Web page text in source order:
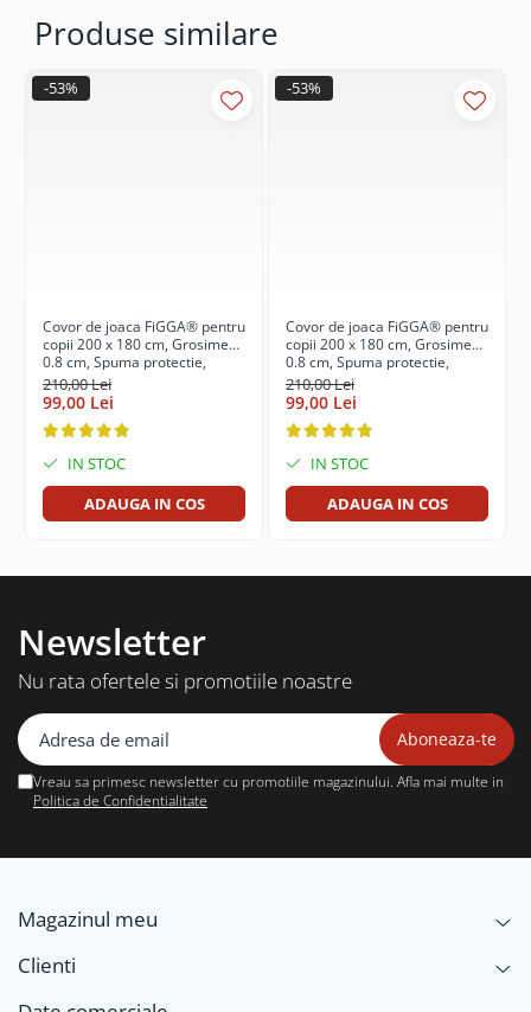
Produse similare
-53%
Covor de joaca FiGGA® pentru
copii 200 x 180 cm, Grosime
0.8 cm, Spuma protectie,
Termoizolant, Pliabil, 2 fete,
Covoras bebe interactiv si
educativ pentru activitati de
joaca a bebelusului, Print 05
210,00 Lei
99,00 Lei
IN STOC
ADAUGA IN COS
-53%
Covor de joaca FiGGA® pentru
copii 200 x 180 cm, Grosime
0.8 cm, Spuma protectie,
Termoizolant, Pliabil, 2 fete,
Covoras bebe interactiv si
educativ pentru activitati de
joaca a bebelusului, Print 03
210,00 Lei
99,00 Lei
IN STOC
ADAUGA IN COS
Newsletter
Nu rata ofertele si promotiile noastre
Vreau sa primesc newsletter cu promotiile magazinului. Afla mai multe in
Politica de Confidentialitate
Magazinul meu
Clienti